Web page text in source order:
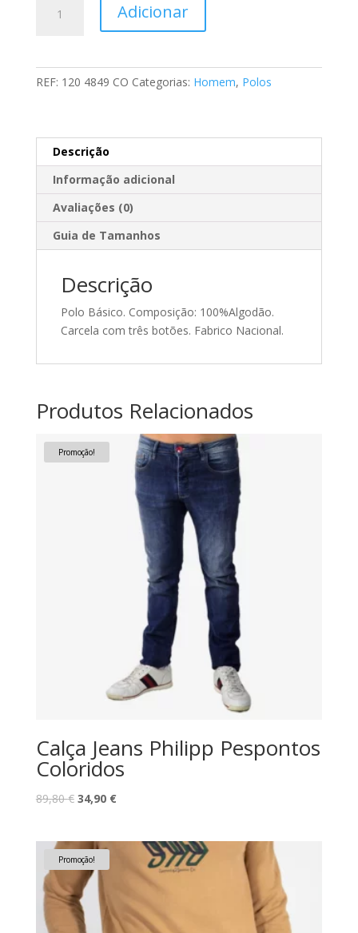
Adicionar
REF: 120 4849 CO Categorias: Homem, Polos
Descrição
Informação adicional
Avaliações (0)
Guia de Tamanhos
Descrição
Polo Básico. Composição: 100%Algodão.
Carcela com três botões. Fabrico Nacional.
Produtos Relacionados
Promoção!
Calça Jeans Philipp Pespontos
Coloridos
89,80€ O
era:
89,80 €.
34,90 €O
34,90 €.
Promoção!